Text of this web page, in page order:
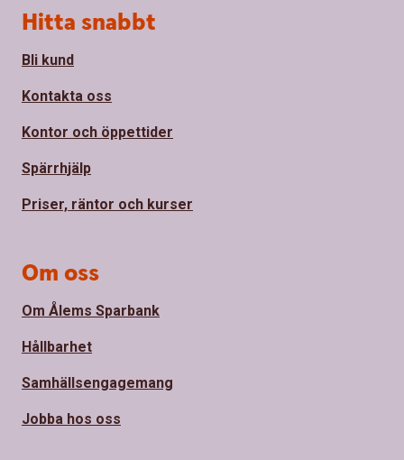
Sidfot
Hitta snabbt
Bli kund
Kontakta oss
Kontor och öppettider
Spärrhjälp
Priser, räntor och kurser
Om oss
Om Ålems Sparbank
Hållbarhet
Samhällsengagemang
Jobba hos oss